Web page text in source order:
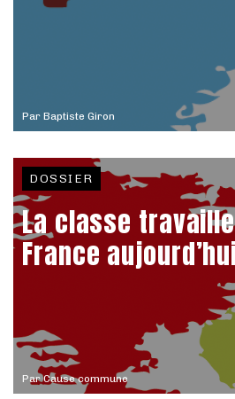
Par Baptiste Giron
ParCause commune
DOSSIER
La classe
France